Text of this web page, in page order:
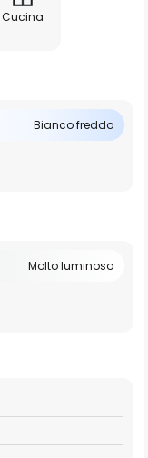
Cucina
Bianco freddo
Molto luminoso